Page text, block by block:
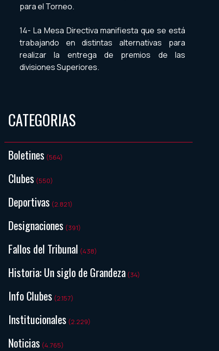
para el Torneo.
14- La Mesa Directiva manifiesta que se está
trabajando en distintas alternativas para
realizar la entrega de premios de las
divisiones Superiores.
CATEGORIAS
Boletines (564)
Clubes (550)
Deportivas (2.821)
Designaciones (391)
Fallos del Tribunal (438)
Historia: Un siglo de Grandeza (34)
Info Clubes (2.157)
Institucionales (2.229)
Noticias (4.765)